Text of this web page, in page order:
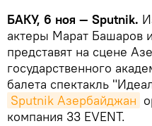
БАКУ, 6 ноя — Sputnik.
актеры Марат Башаров
представят на сцене
государственного
балета спектакль
Sputnik Азербайджан
компания 33 EVENT.